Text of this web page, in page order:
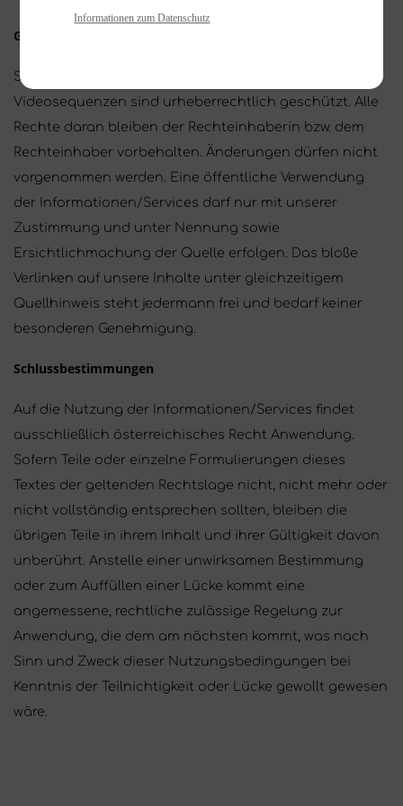
Geistiges Eigentum
Sämtliche Inhalte, das Layout sowie allfällige Ton- und
Videosequenzen sind urheberrechtlich geschützt. Alle
Rechte daran bleiben der Rechteinhaberin bzw. dem
Rechteinhaber vorbehalten. Änderungen dürfen nicht
vorgenommen werden. Eine öffentliche Verwendung
der Informationen/Services darf nur mit unserer
Zustimmung und unter Nennung sowie
Ersichtlichmachung der Quelle erfolgen. Das bloße
Verlinken auf unsere Inhalte unter gleichzeitigem
Quellhinweis steht jedermann frei und bedarf keiner
besonderen Genehmigung.
Schlussbestimmungen
Auf die Nutzung der Informationen/Services findet
ausschließlich österreichisches Recht Anwendung.
Sofern Teile oder einzelne Formulierungen dieses
Textes der geltenden Rechtslage nicht, nicht mehr oder
nicht vollständig entsprechen sollten, bleiben die
übrigen Teile in ihrem Inhalt und ihrer Gültigkeit davon
unberührt. Anstelle einer unwirksamen Bestimmung
oder zum Auffüllen einer Lücke kommt eine
angemessene, rechtliche zulässige Regelung zur
Anwendung, die dem am nächsten kommt, was nach
Sinn und Zweck dieser Nutzungsbedingungen bei
Kenntnis der Teilnichtigkeit oder Lücke gewollt gewesen
wäre.
Informationen zum Datenschutz